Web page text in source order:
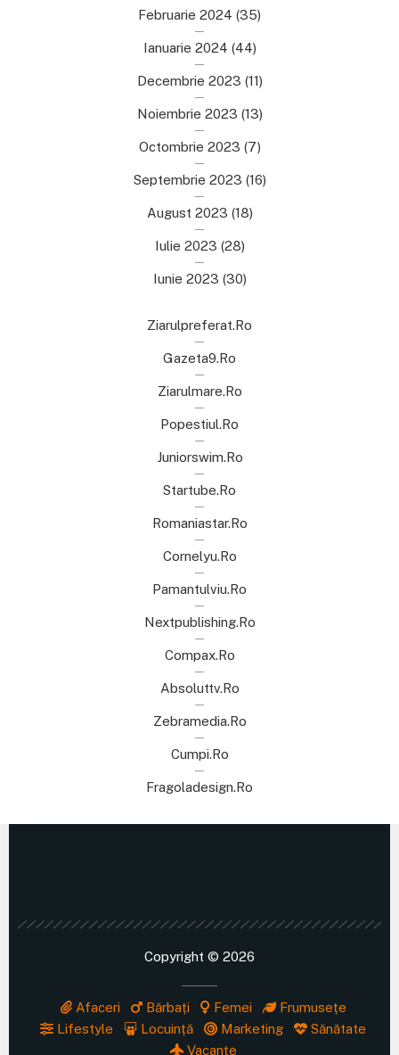
Februarie 2024 (35)
Ianuarie 2024 (44)
Decembrie 2023 (11)
Noiembrie 2023 (13)
Octombrie 2023 (7)
Septembrie 2023 (16)
August 2023 (18)
Iulie 2023 (28)
Iunie 2023 (30)
Ziarulpreferat.ro
Gazeta9.ro
Ziarulmare.ro
Popestiul.ro
Juniorswim.ro
Startube.ro
Romaniastar.ro
Cornelyu.ro
Pamantulviu.ro
Nextpublishing.ro
Compax.ro
Absoluttv.ro
Zebramedia.ro
Cumpi.ro
Fragoladesign.ro
Copyright © 2026
Afaceri Bărbați Femei
Frumusețe
Lifestyle
Locuință Marketing
Sănătate
Vacanțe